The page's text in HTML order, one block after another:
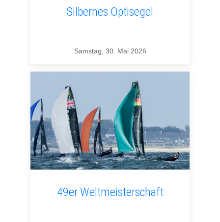
Silbernes Optisegel
Samstag, 30. Mai 2026
49er Weltmeisterschaft